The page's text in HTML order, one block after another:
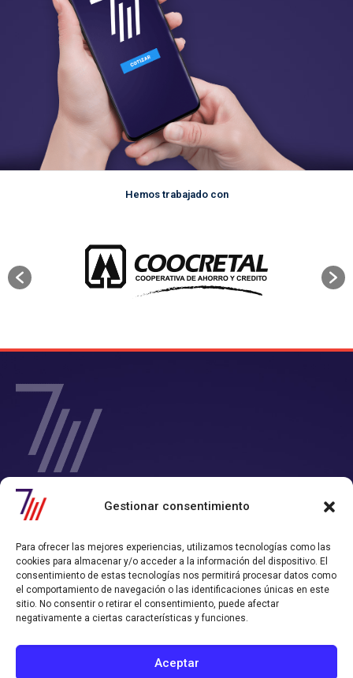
Gestionar consentimiento
Para ofrecer las mejores experiencias, utilizamos tecnologías como las
cookies para almacenar y/o acceder a la información del dispositivo. El
consentimiento de estas tecnologías nos permitirá procesar datos como
el comportamiento de navegación o las identificaciones únicas en este
sitio. No consentir o retirar el consentimiento, puede afectar
negativamente a ciertas características y funciones.
Aceptar
Hemos trabajado con
SIETE Y MEDIA - Agencia de Marketing Digital en
Chile
el que consigues tiempo y rentabilidad.
Nos convertimos en tu departamento de Marketing Online, y
trabajamos alineados con los objetivos de ventas que hayas definido.
Política de Privacidad Política de Cookies
CONTACTO AGENCIA